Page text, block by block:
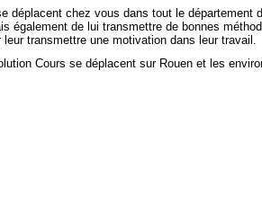
déplacent chez vous dans tout le département
également de lui transmettre de bonnes
transmettre une motivation dans leur travail.
Cours se déplacent sur Rouen et les